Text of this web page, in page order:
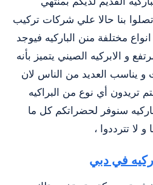
بنا حالا علي شركات تركيب
مختلفة منن الباركيه فيوجد
و الابركيه الصيني يتميز بأنه
و يناسب العديد من الناس لان
تريدون أي نوع من البراكيه
سنوفر لحضراتكم كل ما
لا تترددوا ،
في دبي